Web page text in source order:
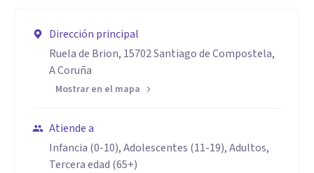
Dirección principal
Ruela de Brion, 15702 Santiago de Compostela,
A Coruña
Mostrar en el mapa
Atiende a
Infancia (0-10), Adolescentes (11-19), Adultos,
Tercera edad (65+)